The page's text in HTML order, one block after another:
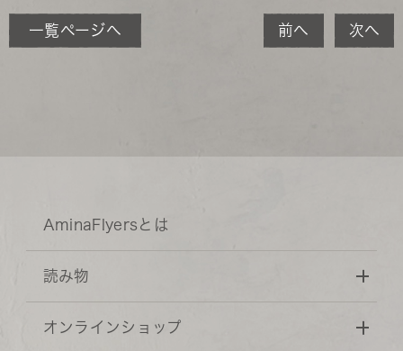
一覧ページへ 前へ 次へ
AminaFlyersとは
読み物
オンラインショップ